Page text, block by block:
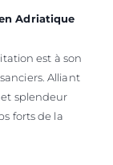
Adriatique
est à son
Alliant
splendeur
forts de la